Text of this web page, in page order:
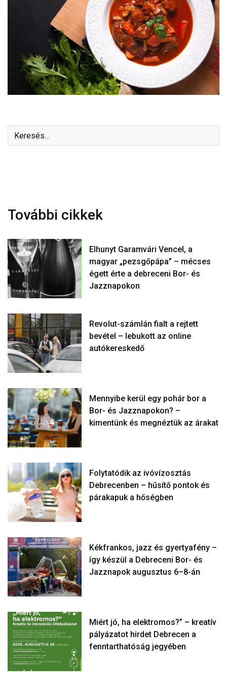
További cikkek
Elhunyt Garamvári Vencel, a
magyar „pezsgőpápa” – mécses
égett érte a debreceni Bor- és
Jazznapokon
Revolut-számlán fialt a rejtett
bevétel – lebukott az online
autókereskedő
Mennyibe kerül egy pohár bor a
Bor- és Jazznapokon? –
kimentünk és megnéztük az árakat
Folytatódik az ivóvízosztás
Debrecenben – hűsítő pontok és
párakapuk a hőségben
Kékfrankos, jazz és gyertyafény –
így készül a Debreceni Bor- és
Jazznapok augusztus 6–8-án
Miért jó, ha elektromos?” – kreatív
pályázatot hirdet Debrecen a
fenntarthatóság jegyében